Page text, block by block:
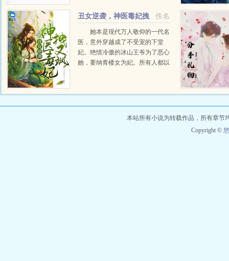
佚名
丑女逆袭，神医毒妃拽
又飒她本是现代万人敬仰的一代名
医，意外穿越成了不受宠的下堂
妃。绝情冷傲的冰山王爷为了恶心
她，要纳青楼女为妃。所有人都以
笑王爷，你行吗？要我帮你吗？一
本站所有小说为转载作品，所有章节
Copyright ©